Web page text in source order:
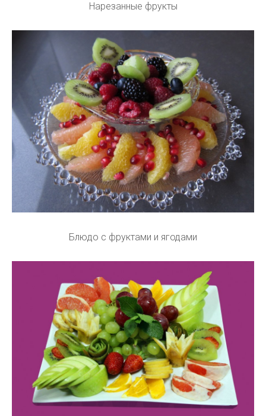
Нарезанные фрукты
Блюдо с фруктами и ягодами